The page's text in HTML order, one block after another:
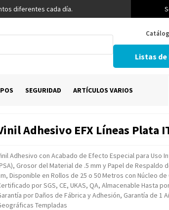
diferentes cada día.
Listas
SEGURIDAD ARTÍCULOS VARIOS
Adhesivo EFX Líneas Plata
Adhesivo con Acabado de Efecto Especial para Uso
Grosor del Material de .5 mm y Papel de Respaldo
Disponible en Rollos de 25 o 50 Metros con Núcleo
por SGS, CE, UKAS, QA, Almacenable Hasta
por Daños de Fábrica y Adhesión, Garantía de 1
Templadas